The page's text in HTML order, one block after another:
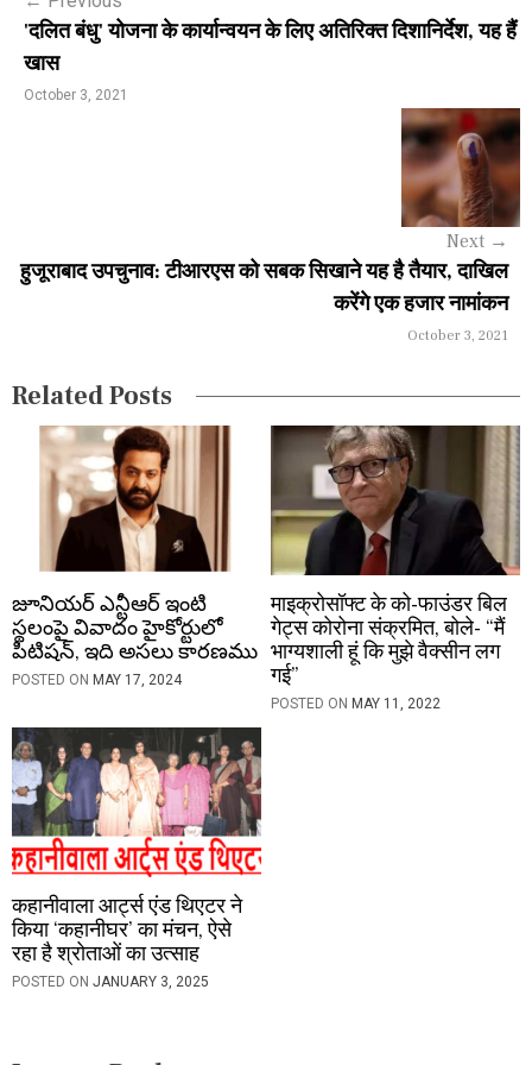
n
a
a
o
'दलित बंधु' योजना के कार्यान्वयन के लिए अतिरिक्त दिशानिर्देश, यह हैं
खास
October 3, 2021
Next →
हुजूराबाद उपचुनाव: टीआरएस को सबक सिखाने यह है तैयार, दाखिल
करेंगे एक हजार नामांकन
October 3, 2021
Related Posts
జూనియర్‌ ఎన్టీఆర్‌ ఇంటి
స్థలంపై వివాదం హైకోర్టులో
పిటిషన్‌, ఇది అసలు కారణము
POSTED ON MAY 17, 2024
माइक्रोसॉफ्ट के को-फाउंडर बिल
गेट्स कोरोना संक्रमित, बोले- “मैं
भाग्यशाली हूं कि मुझे वैक्सीन लग
गई”
POSTED ON MAY 11, 2022
कहानीवाला आर्ट्स एंड थिएटर ने
किया ‘कहानीघर’ का मंचन, ऐसे
रहा है श्रोताओं का उत्साह
POSTED ON JANUARY 3, 2025